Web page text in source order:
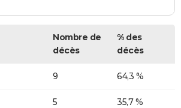
Nombre de
décès
% des
décès
9 64,3 %
5 35,7 %